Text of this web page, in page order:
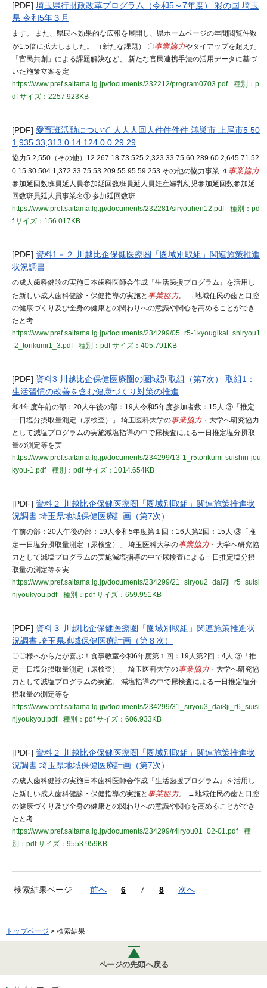
[PDF] 埼玉県行財政改革プログラム（令和5～7年度） 彩の国 埼玉
県 令和5年３月
ます。 また、県民へ効果的な広報を展開し、県ホームページの年間閲覧件数
が1.5倍に拡大しました。 （新たな課題） 〇事業協力やタイアップを超えた
「官民共創」による課題解決など、 新たな官民連携手法の活用データに基づ
いた施策立案を定
https://www.pref.saitama.lg.jp/documents/232212/program0703.pdf
種別：p
dfサイズ：2257.923KB
[PDF] 愛育班活動について 人人人回人件件件件 鴻巣市 上尾市5 50
1,935 33,313 0 14 124 0 0 29 29
協力5 2,550（その他）12 267 18 73 525 2,323 33 75 60 289 60 2,645 71 52
0 15 30 504 1,372 33 75 53 209 55 95 59 253 その他の協力事業 ４ 事業協力
参加延回数班員延人員参加延回数班員延人員妊産婦乳幼児参加延回数参加延
回数班員延人員事業名① 参加延回数班
https://www.pref.saitama.lg.jp/documents/232281/siryouhen12.pdf
種別：pd
fサイズ：156.017KB
[PDF] 資料1－２ 川越比企保健医療圏「圏域別取組」関連施策推進
状況調書
の成人歯科健診の実施日本歯科医師会作成『生活歯援プログラム』を活用し
た新しい成人歯科健診・保健指導の実施と 事業協力。 →地域住民の歯と口腔
の健康づくり及び全身の健康との関わりへの意識や関心を高めることができ
たと考
https://www.pref.saitama.lg.jp/documents/234299/05_r5-1kyougikai_shiryou1
-2_torikumi1_3.pdf
種別：pdfサイズ：405.791KB
[PDF] 資料3 川越比企保健医療圏の圏域別取組（第7次） 取組1：
生活習慣の改善を含む健康づくり対策の推進
和4年度午前の部：20人午後の部：19人令和5年度参加者数：15人 ③「推定
一日塩分摂取量測定（尿検査）」 埼玉医科大学の事業協力 ・大学へ研究協力
として減塩プログラムの実施減塩指導の中で尿検査による一日推定塩分摂取
量の測定等を実
https://www.pref.saitama.lg.jp/documents/234299/13-1_r5torikumi-suishin-jou
kyou-1.pdf
種別：pdfサイズ：1014.654KB
[PDF] 資料２ 川越比企保健医療圏「圏域別取組」関連施策推進状
況調書 埼玉県地域保健医療計画（第7次）
午前の部：20人午後の部：19人令和5年度第１回：16人第2回：15人 ③「推
定一日塩分摂取量測定（尿検査）」 埼玉医科大学の事業協力 ・大学へ研究協
力として減塩プログラムの実施減塩指導の中で尿検査による一日推定塩分摂
取量の測定等を実
https://www.pref.saitama.lg.jp/documents/234299/21_siryou2_dai7ji_r5_suisi
njyoukyou.pdf
種別：pdfサイズ：659.951KB
[PDF] 資料３ 川越比企保健医療圏「圏域別取組」関連施策推進状
況調書 埼玉県地域保健医療計画（第８次）
〇〇様へからだが喜ぶ！食事教室令和6年度第１回：19人第2回：4人 ③「推
定一日塩分摂取量測定（尿検査）」 埼玉医科大学の事業協力 ・大学へ研究協
力として減塩プログラムの実施。 減塩指導の中で尿検査による一日推定塩分
摂取量の測定等を
https://www.pref.saitama.lg.jp/documents/234299/31_siryou3_dai8ji_r6_suisi
njyoukyou.pdf
種別：pdfサイズ：606.933KB
[PDF] 資料２ 川越比企保健医療圏「圏域別取組」関連施策推進状
況調書 埼玉県地域保健医療計画（第7次）
の成人歯科健診の実施日本歯科医師会作成『生活歯援プログラム』を活用し
た新しい成人歯科健診・保健指導の実施と 事業協力。 →地域住民の歯と口腔
の健康づくり及び全身の健康との関わりへの意識や関心を高めることができ
たと考
https://www.pref.saitama.lg.jp/documents/234299/r4iryou01_02-01.pdf
種
別：pdfサイズ：9553.959KB
検索結果ページ 前へ 6 7 8 次へ
トップページ > 検索結果
ページの先頭へ戻る